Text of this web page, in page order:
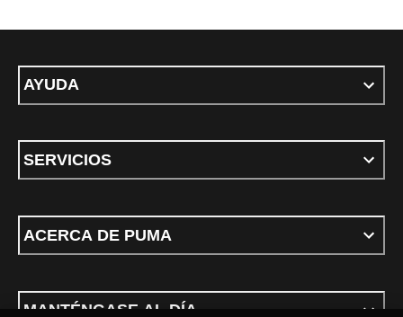
AYUDA
SERVICIOS
ACERCA DE PUMA
MANTÉNGASE AL DÍA